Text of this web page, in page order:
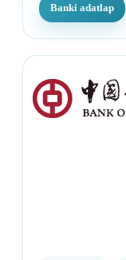
Banki adatlap